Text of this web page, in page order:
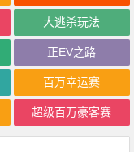
大逃杀玩法
正EV之路
百万幸运赛
超级百万豪客赛